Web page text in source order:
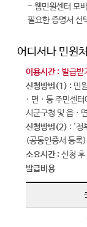
- 웹민원센터 모
필요한 증명서 선
어디서나 민원
이용시간 : 발급받
신청방법(1) : 민
· 면 · 동 주민센
시군구청 및 읍 ·
신청방법(2) : '정
(공동인증서 등록
소요시간 :신청
발급비용